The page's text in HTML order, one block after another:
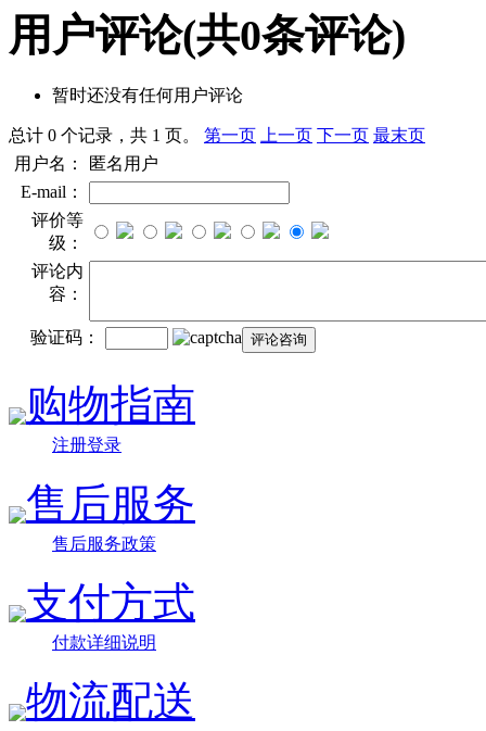
用户评论(共0条评论)
暂时还没有任何用户评论
总计 0 个记录，共 1 页。 第一页 上一页 下一页 最末页
用户名：
匿名用户
E-mail：
评价等
级：
评论内
容：
验证码：
购物指南
注册登录
售后服务
售后服务政策
支付方式
付款详细说明
物流配送